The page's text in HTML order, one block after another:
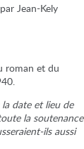
Jean-Kely
roman et du
date et lieu de
la soutenance
ils aussi